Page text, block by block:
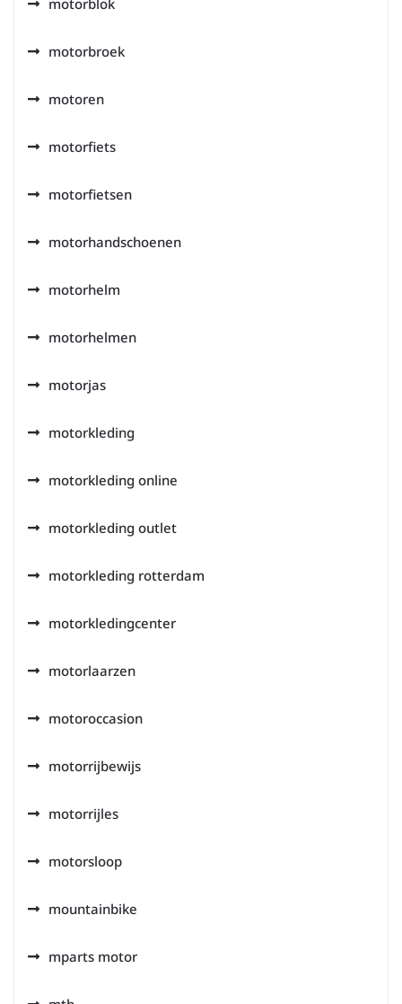
motorblok
motorbroek
motoren
motorfiets
motorfietsen
motorhandschoenen
motorhelm
motorhelmen
motorjas
motorkleding
motorkleding online
motorkleding outlet
motorkleding rotterdam
motorkledingcenter
motorlaarzen
motoroccasion
motorrijbewijs
motorrijles
motorsloop
mountainbike
mparts motor